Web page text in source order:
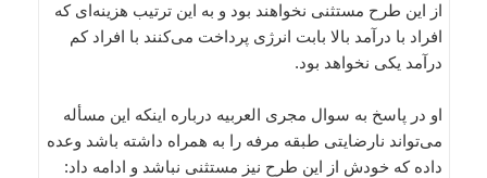
از این طرح مستثنی نخواهند بود و به این ترتیب هزینه‌ای که
افراد با درآمد بالا بابت انرژی پرداخت می‌کنند با افراد کم
درآمد یکی نخواهد بود.
او در پاسخ به سوال مجری العربیه درباره اینکه این مسأله
می‌تواند نارضایتی طبقه مرفه را به همراه داشته باشد وعده
داده که خودش از این طرح نیز مستثنی نباشد و ادامه داد: